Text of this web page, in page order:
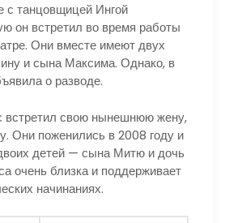
с танцовщицей Ингой
он встретил во время работы
Они вместе имеют двух
и сына Максима. Однако, в
о разводе.
встретил свою нынешнюю жену,
Они поженились в 2008 году и
детей — сына Митю и дочь
очень близка и поддерживает
начинаниях.